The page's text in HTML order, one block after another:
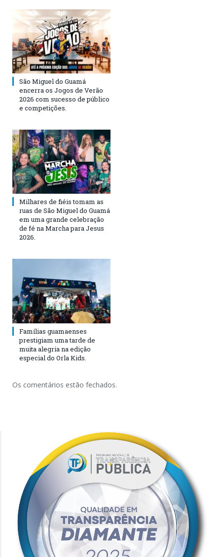
São Miguel do Guamá
encerra os Jogos de Verão
2026 com sucesso de público
e competições.
Milhares de fiéis tomam as
ruas de São Miguel do Guamá
em uma grande celebração
de fé na Marcha para Jesus
2026.
Famílias guamaenses
prestigiam uma tarde de
muita alegria na edição
especial do Orla Kids.
Os comentários estão fechados.